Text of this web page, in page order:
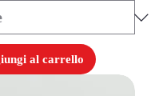
al carrello